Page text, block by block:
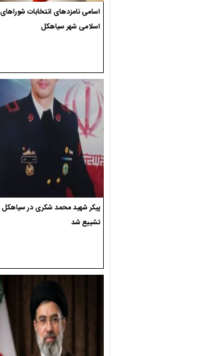
اسامی نامزدهای انتخابات شوراهای
اسلامی شهر سیاهکل
پیکر شهید محمد شکری در سیاهکل
تشییع شد